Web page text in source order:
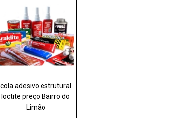
cola adesivo estrutural
loctite preço Bairro do
Limão